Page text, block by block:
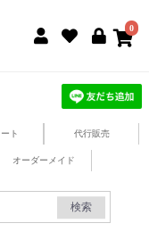
0
ト 代行販売
オーダーメイド
検索